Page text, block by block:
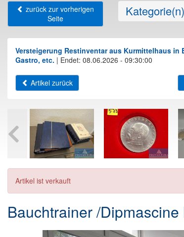
zurück zur vorherigen
Seite
Kategorie(n)
Versteigerung Restinventar aus Kurmittelhaus in
Gastro, etc. | Endet: 08.06.2026 - 09:30:00
Artikel zurück
Artikel ist verkauft
Bauchtrainer /Dipmascine